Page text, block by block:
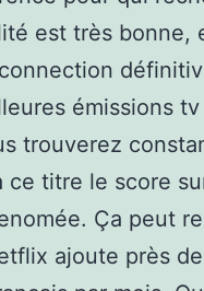
est très bonne,
émissions
trouverez
ce titre le score
Ça peut
ajoute près